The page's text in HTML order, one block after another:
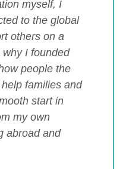
myself, I
to the global
others on a
why I founded
people the
families and
start in
my own
abroad and